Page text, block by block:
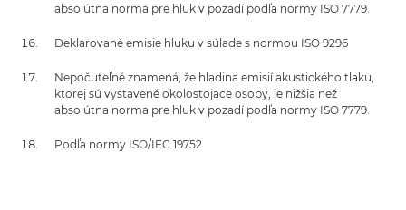
absolútna norma pre hluk v pozadí podľa normy ISO 7779.
Deklarované emisie hluku v súlade s normou ISO 9296
Nepočuteľné znamená, že hladina emisií akustického tlaku,
ktorej sú vystavené okolostojace osoby, je nižšia než
absolútna norma pre hluk v pozadí podľa normy ISO 7779.
Podľa normy ISO/IEC 19752